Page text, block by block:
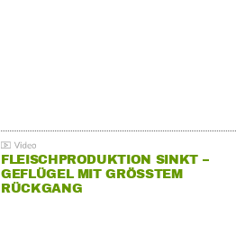
FLEISCHPRODUKTION SINKT –
GEFLÜGEL MIT GRÖSSTEM R
ÜCKGANG